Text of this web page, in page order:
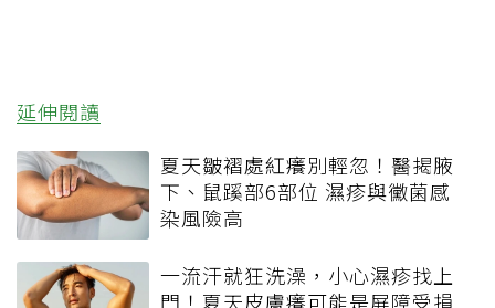
延伸閱讀
夏天皺褶處紅癢別輕忽！醫揭腋
下、鼠蹊部6部位 濕疹與黴菌感
染風險高
一流汗就狂洗澡，小心濕疹找上
門！夏天皮膚癢可能是屏障受損